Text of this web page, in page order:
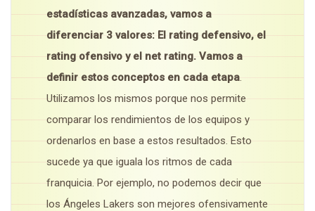
estadísticas avanzadas, vamos a
diferenciar 3 valores: El rating defensivo, el
rating ofensivo y el net rating. Vamos a
definir estos conceptos en cada etapa.
Utilizamos los mismos porque nos permite
comparar los rendimientos de los equipos y
ordenarlos en base a estos resultados. Esto
sucede ya que iguala los ritmos de cada
franquicia. Por ejemplo, no podemos decir que
los Ángeles Lakers son mejores ofensivamente